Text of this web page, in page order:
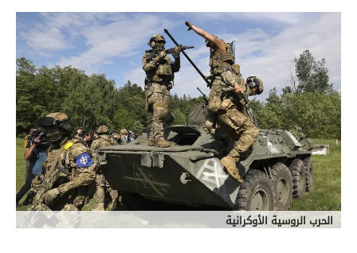
الحرب الروسية الأوكرانية